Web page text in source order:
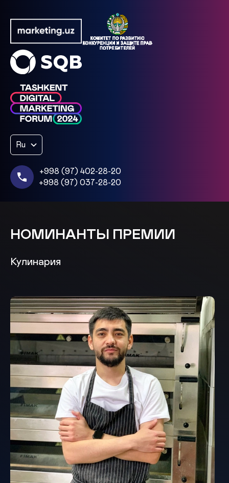
Ru
+998 (97) 402-28-20
+998 (97) 037-28-20
НОМИНАНТЫ ПРЕМИИ
Кулинария